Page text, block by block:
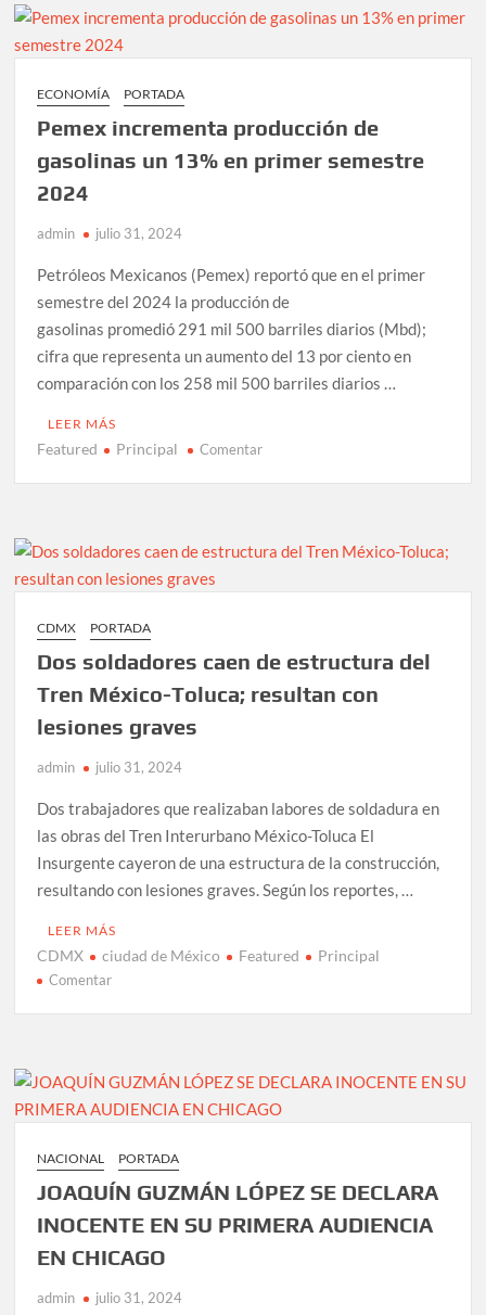
EMPRESARIAL
TAMAULIPAS:
CÉSAR
ALMANZA
ECONOMÍA PORTADA
Pemex incrementa producción de
gasolinas un 13% en primer semestre
2024
admin julio 31, 2024
Petróleos Mexicanos (Pemex) reportó que en el primer
semestre del 2024 la producción de
gasolinas promedió 291 mil 500 barriles diarios (Mbd);
cifra que representa un aumento del 13 por ciento en
comparación con los 258 mil 500 barriles diarios …
LEER MÁS
Featured Principal Comentaren
un
primer
semestre
CDMX PORTADA
Dos soldadores caen de estructura del
Tren México-Toluca; resultan con
lesiones graves
admin julio 31, 2024
Dos trabajadores que realizaban labores de soldadura en
las obras del Tren Interurbano México-Toluca El
Insurgente cayeron de una estructura de la construcción,
resultando con lesiones graves. Según los reportes, …
LEER MÁS
CDMX ciudad de México Featured Principal
Comentaren
de
del
México-
Toluca;
resultan
lesiones
graves
NACIONAL PORTADA
JOAQUÍN GUZMÁN LÓPEZ SE DECLARA
INOCENTE EN SU PRIMERA AUDIENCIA
EN CHICAGO
admin julio 31, 2024